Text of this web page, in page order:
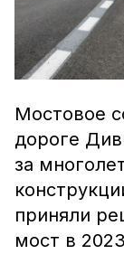
Мостовое
дороге
за
приняли
мост в